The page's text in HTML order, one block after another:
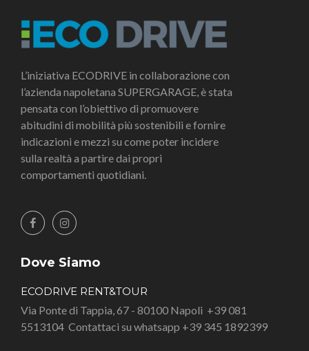
L’iniziativa ECODRIVE in collaborazione con
l’azienda napoletana SUPERGARAGE, è stata
pensata con l’obiettivo di promuovere
abitudini di mobilità più sostenibili e fornire
indicazioni e mezzi su come poter incidere
sulla realtà a partire dai propri
comportamenti quotidiani.
Dove Siamo
ECODRIVE RENT&TOUR
Via Ponte di Tappia, 67 - 80100 Napoli +39 081
5513104 Contattaci su whatsapp +39 345 1892399